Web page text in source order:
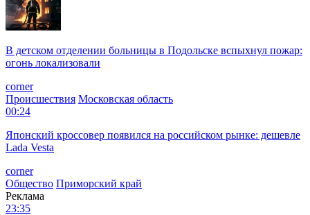
В детском отделении больницы в Подольске вспыхнул пожар:
огонь локализовали
corner
Происшествия Московская область
00:24
Японский кроссовер появился на российском рынке: дешевле
Lada Vesta
corner
Общество Приморский край
Реклама
23:35